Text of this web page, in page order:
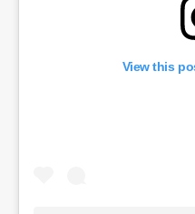
View this